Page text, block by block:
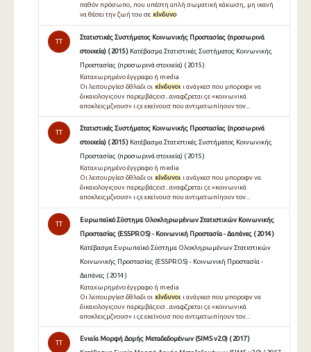
παθόν πρόσωπο, που υπέστη απλή σωματική κάκωση, μη ικανή
να θέσει την ζωή του σε κίνδυνο
TT
Στατιστικές Συστήματος Κοινωνικής Προστασίας (προσωρινά
στοιχεία) ( 2015 ) Κατέβασμα Στατιστικές Συστήματος Κοινωνικής
Προστασίας (προσωρινά στοιχεία) ( 2015 )
Καταχωρημένο έγγραφο ή media
Οι λειτουργίεσ δθλαδι οι κίνδυνοι ι ανάγκεσ που μποροφν να
δικαιολογιςουν παρεμβάςεισ...αναφζρεται ςε «κοινωνικά
αποκλειςμζνουσ» ι ςε εκείνουσ που αντιμετωπίηουν τον...
TT
Στατιστικές Συστήματος Κοινωνικής Προστασίας (προσωρινά
στοιχεία) ( 2015 ) Κατέβασμα Στατιστικές Συστήματος Κοινωνικής
Προστασίας (προσωρινά στοιχεία) ( 2015 )
Καταχωρημένο έγγραφο ή media
Οι λειτουργίεσ δθλαδι οι κίνδυνοι ι ανάγκεσ που μποροφν να
δικαιολογιςουν παρεμβάςεισ...αναφζρεται ςε «κοινωνικά
αποκλειςμζνουσ» ι ςε εκείνουσ που αντιμετωπίηουν τον...
TT
Ευρωπαϊκό Σύστημα Ολοκληρωμένων Στατιστικών Κοινωνικής
Προστασίας (ESSPROS) - Κοινωνική Προστασία - Δαπάνες ( 2014 )
Κατέβασμα Ευρωπαϊκό Σύστημα Ολοκληρωμένων Στατιστικών
Κοινωνικής Προστασίας (ESSPROS) - Κοινωνική Προστασία -
Δαπάνες ( 2014 )
Καταχωρημένο έγγραφο ή media
Οι λειτουργίεσ δθλαδι οι κίνδυνοι ι ανάγκεσ που μποροφν να
δικαιολογιςουν παρεμβάςεισ...αναφζρεται ςε «κοινωνικά
αποκλειςμζνουσ» ι ςε εκείνουσ που αντιμετωπίηουν τον...
TT
Ενιαία Μορφή Δομής Μεταδεδομένων (SIMS v2.0) ( 2017 )